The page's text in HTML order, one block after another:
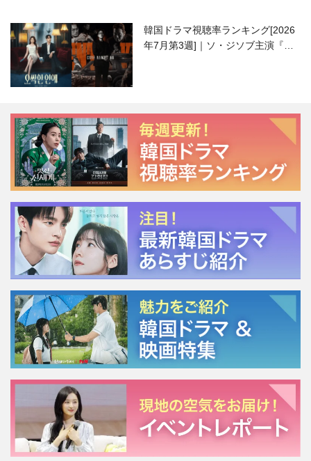
韓国ドラマ視聴率ランキング[2026
年7月第3週]｜ソ・ジソブ主演『エ